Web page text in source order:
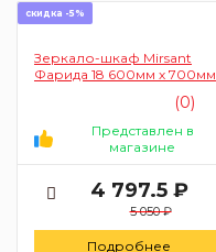
скидка -5%
Зеркало-шкаф Mirsant
Фарида 18 600мм х 700мм
(0)
Представлен в
магазине
4 797.5 ₽
5 050 ₽
Подробнее